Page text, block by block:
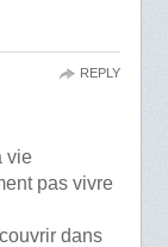
vie
pas vivre
dans
REPLY